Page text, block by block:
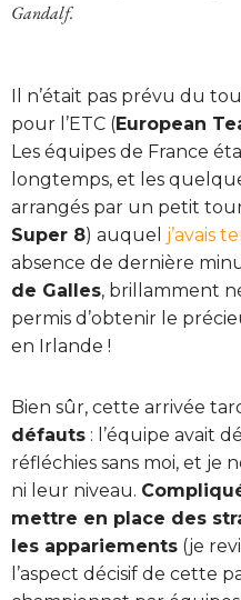
Gandalf.
Il n’était pas prévu du
pour l’ETC (European
Les équipes de France
longtemps, et les
arrangés par un petit
Super 8) auquel j’avais
absence de dernière
de Galles, brillamment
permis d’obtenir le
en Irlande !
Bien sûr, cette arrivée
défauts : l’équipe avait
réfléchies sans moi, et je
ni leur niveau.
mettre en place des
les appariements (je
l’aspect décisif de cette